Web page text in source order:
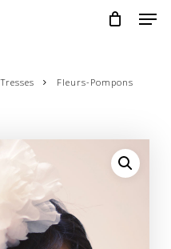
Tresses Fleurs-Pompons